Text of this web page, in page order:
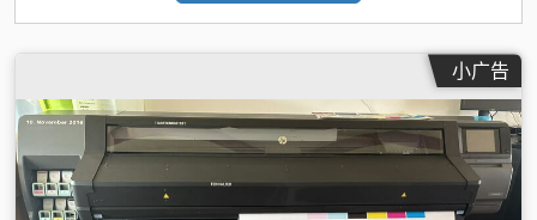
小广告